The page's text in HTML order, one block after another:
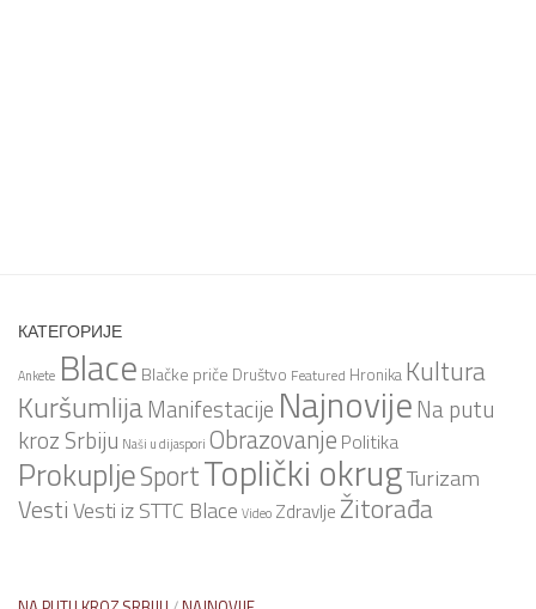
КАТЕГОРИЈЕ
Ankete Blace Blačke priče Društvo Featured Hronika Kultura
KuršumlijaManifestacije NajnovijeNa putu
kroz Srbiju Naši u dijaspori Obrazovanje Politika
ProkupljeSportToplički okrugTurizam
VestiVesti iz STTC Blace Video Zdravlje Žitorađa